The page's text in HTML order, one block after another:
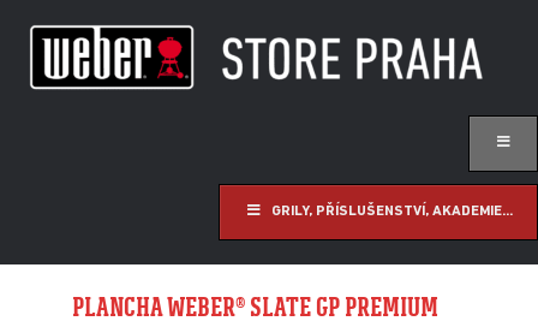
GRILY, PŘÍSLUŠENSTVÍ, AKADEMIE...
PLANCHA WEBER® SLATE GP PREMIUM